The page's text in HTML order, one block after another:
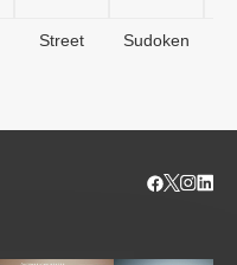
Street Sudoken